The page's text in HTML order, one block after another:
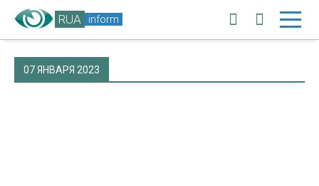
RUA inform
07 ЯНВАРЯ 2023